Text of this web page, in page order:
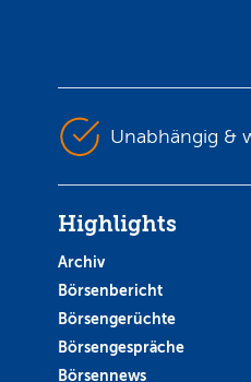
Unabhängig &
Highlights
Archiv
Börsenbericht
Börsengerüchte
Börsengespräche
Börsennews